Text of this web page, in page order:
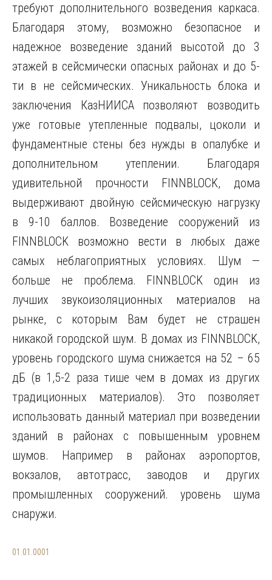
требуют дополнительного возведения каркаса.
Благодаря этому, возможно безопасное и
надежное возведение зданий высотой до 3
этажей в сейсмически опасных районах и до 5-
ти в не сейсмических. Уникальность блока и
заключения КазНИИСА позволяют возводить
уже готовые утепленные подвалы, цоколи и
фундаментные стены без нужды в опалубке и
дополнительном утеплении. Благодаря
удивительной прочности FINNBLOCK, дома
выдерживают двойную сейсмическую нагрузку
в 9-10 баллов. Возведение сооружений из
FINNBLOCK возможно вести в любых даже
самых неблагоприятных условиях. Шум —
больше не проблема. FINNBLOCK один из
лучших звукоизоляционных материалов на
рынке, с которым Вам будет не страшен
никакой городской шум. В домах из FINNBLOCK,
уровень городского шума снижается на 52 – 65
дБ (в 1,5-2 раза тише чем в домах из других
традиционных материалов). Это позволяет
использовать данный материал при возведении
зданий в районах с повышенным уровнем
шумов. Например в районах аэропортов,
вокзалов, автотрасс, заводов и других
промышленных сооружений. уровень шума
снаружи.
01.01.0001